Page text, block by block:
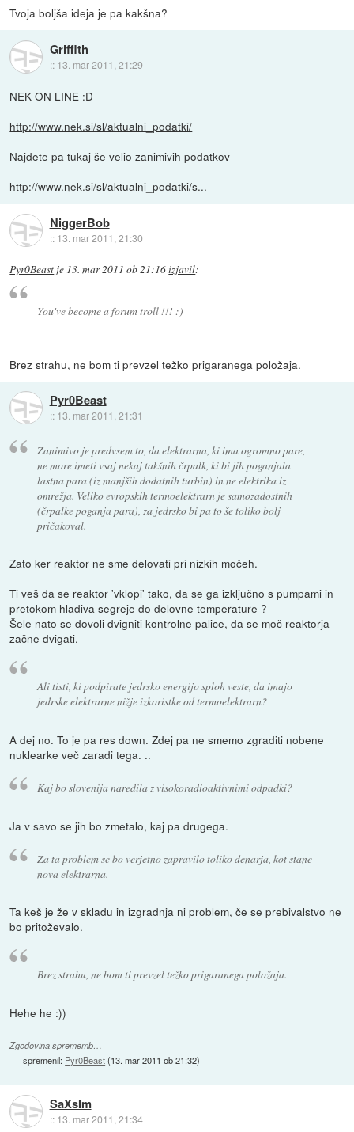
Tvoja boljša ideja je pa kakšna?
Griffith
:: 13. mar 2011, 21:29
NEK ON LINE :D
http://www.nek.si/sl/aktualni_podatki/
Najdete pa tukaj še velio zanimivih podatkov
http://www.nek.si/sl/aktualni_podatki/s...
NiggerBob
:: 13. mar 2011, 21:30
Pyr0Beast je 13. mar 2011 ob 21:16izjavil:
You've become a forum troll !!! :)
Brez strahu, ne bom ti prevzel težko prigaranega položaja.
Pyr0Beast
:: 13. mar 2011, 21:31
Zanimivo je predvsem to, da elektrarna, ki ima ogromno pare,
ne more imeti vsaj nekaj takšnih črpalk, ki bi jih poganjala
lastna para (iz manjših dodatnih turbin) in ne elektrika iz
omrežja. Veliko evropskih termoelektrarn je samozadostnih
(črpalke poganja para), za jedrsko bi pa to še toliko bolj
pričakoval.
Zato ker reaktor ne sme delovati pri nizkih močeh.
Ti veš da se reaktor 'vklopi' tako, da se ga izključno s pumpami in
pretokom hladiva segreje do delovne temperature ?
Šele nato se dovoli dvigniti kontrolne palice, da se moč reaktorja
začne dvigati.
Ali tisti, ki podpirate jedrsko energijo sploh veste, da imajo
jedrske elektrarne nižje izkoristke od termoelektrarn?
A dej no. To je pa res down. Zdej pa ne smemo zgraditi nobene
nuklearke več zaradi tega. ..
Kaj bo slovenija naredila z visokoradioaktivnimi odpadki?
Ja v savo se jih bo zmetalo, kaj pa drugega.
Za ta problem se bo verjetno zapravilo toliko denarja, kot stane
nova elektrarna.
Ta keš je že v skladu in izgradnja ni problem, če se prebivalstvo ne
bo pritoževalo.
Brez strahu, ne bom ti prevzel težko prigaranega položaja.
Hehe he :))
Zgodovina sprememb…
spremenil: Pyr0Beast(13. mar 2011 ob 21:32)
SaXsIm
:: 13. mar 2011, 21:34